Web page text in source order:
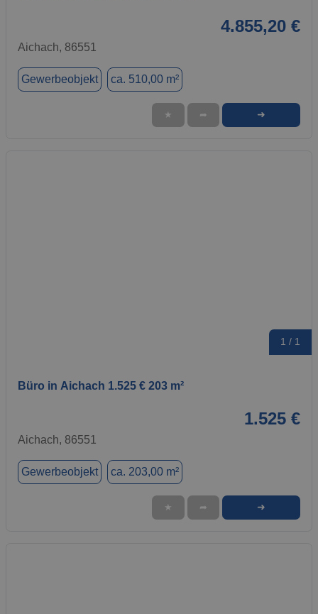
4.855,20 €
Aichach, 86551
Gewerbeobjekt ca. 510,00 m²
★ ➦ ➜
1 / 1
Büro in Aichach 1.525 € 203 m²
1.525 €
Aichach, 86551
Gewerbeobjekt ca. 203,00 m²
★ ➦ ➜